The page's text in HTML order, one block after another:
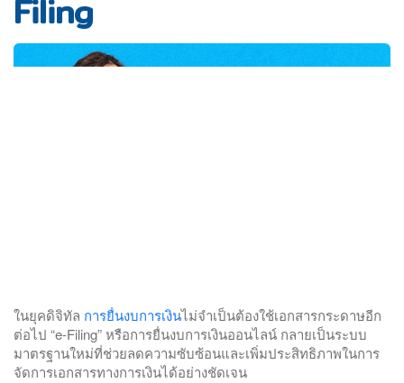
Filing
ในยุคดิจิทัล การยื่นงบการเงินไม่จำเป็นต้องใช้เอกสารกระดาษอีก
ต่อไป “e-Filing” หรือการยื่นงบการเงินออนไลน์ กลายเป็นระบบ
มาตรฐานใหม่ที่ช่วยลดความซับซ้อนและเพิ่มประสิทธิภาพในการ
จัดการเอกสารทางการเงินได้อย่างชัดเจน